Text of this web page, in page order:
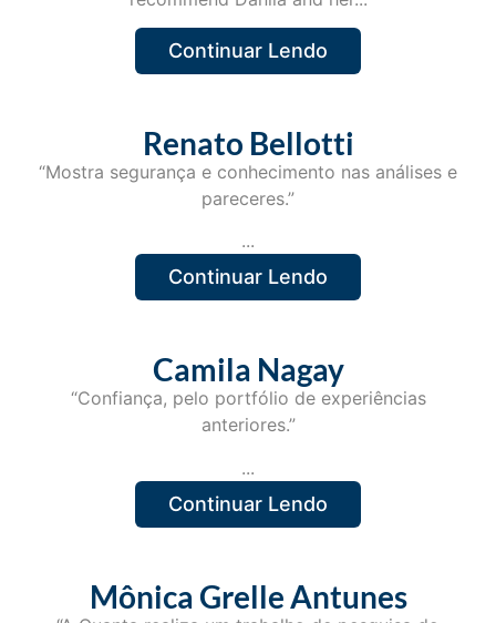
Continuar Lendo
Renato Bellotti
“Mostra segurança e conhecimento nas análises e
pareceres.”
...
Continuar Lendo
Camila Nagay
“Confiança, pelo portfólio de experiências
anteriores.”
...
Continuar Lendo
Mônica Grelle Antunes